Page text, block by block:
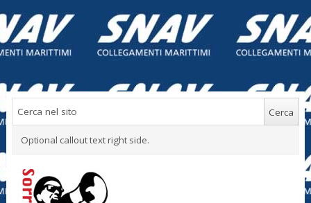
Optional callout text right side.